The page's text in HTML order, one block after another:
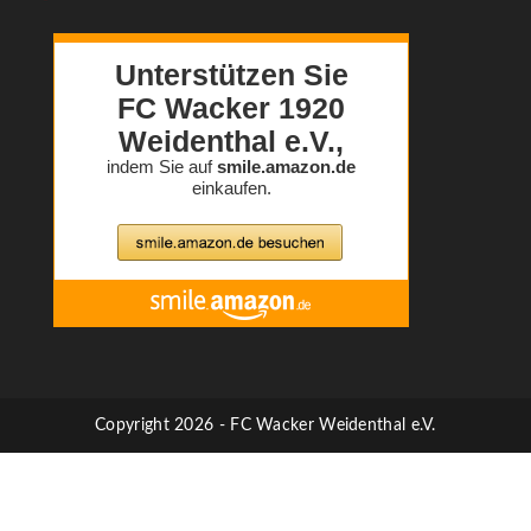
Copyright 2026 - FC Wacker Weidenthal e.V.